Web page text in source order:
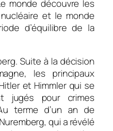
monde découvre les
et le monde
d’équilibre de la
Suite à la décision
les principaux
et Himmler qui se
jugés pour crimes
terme d’un an de
qui a révélé